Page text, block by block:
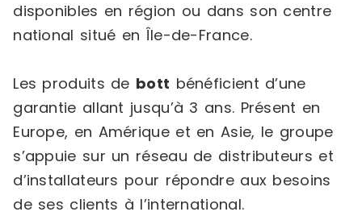
disponibles en région ou dans son centre
national situé en Île-de-France.
Les produits de bott bénéficient d’une
garantie allant jusqu’à 3 ans. Présent en
Europe, en Amérique et en Asie, le groupe
s’appuie sur un réseau de distributeurs et
d’installateurs pour répondre aux besoins
de ses clients à l’international.